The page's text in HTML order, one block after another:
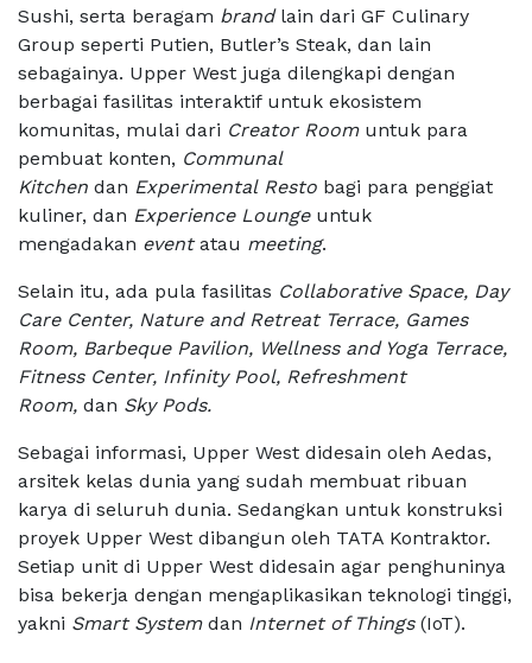
Sushi, serta beragam brandlain dari GF Culinary
Group seperti Putien, Butler’s Steak, dan lain
sebagainya. Upper West juga dilengkapi dengan
berbagai fasilitas interaktif untuk ekosistem
komunitas, mulai dari Creator Roomuntuk para
pembuat konten, Communal
Kitchen dan Experimental Resto bagi para penggiat
kuliner, dan Experience Loungeuntuk
mengadakan eventatau meeting.
Selain itu, ada pula fasilitas Collaborative Space, Day
Care Center, Nature and Retreat Terrace, Games
Room, Barbeque Pavilion, Wellness and Yoga Terrace,
Fitness Center, Infinity Pool, Refreshment
Room, dan Sky Pods.
Sebagai informasi, Upper West didesain oleh Aedas,
arsitek kelas dunia yang sudah membuat ribuan
karya di seluruh dunia. Sedangkan untuk konstruksi
proyek Upper West dibangun oleh TATA Kontraktor.
Setiap unit di Upper West didesain agar penghuninya
bisa bekerja dengan mengaplikasikan teknologi tinggi,
yakni Smart Systemdan Internet of Things(IoT).